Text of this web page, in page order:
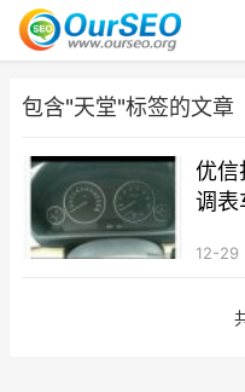
包含"天堂"标签的文章
优信
调表
12-29